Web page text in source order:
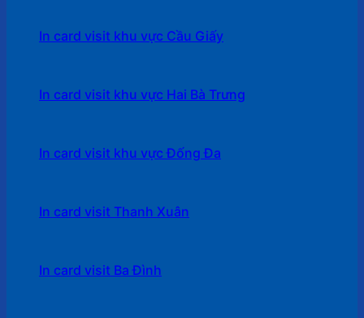
In card visit khu vực Cầu Giấy
In card visit khu vực Hai Bà Trưng
In card visit khu vực Đống Đa
In card visit Thanh Xuân
In card visit Ba Đình